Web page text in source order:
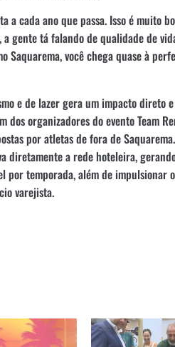
a cada ano que passa. Isso é muito
gente tá falando de qualidade de
Saquarema, você chega quase à
e de lazer gera um impacto direto
dos organizadores do evento Team
por atletas de fora de
diretamente a rede hoteleira,
por temporada, além de impulsionar o
varejista.